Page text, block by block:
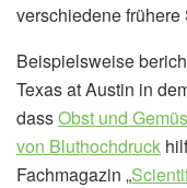
verschiedene
Beispielsweise
Texas at Austin in
dassObst und
von Bluthochdruck
Fachmagazin „